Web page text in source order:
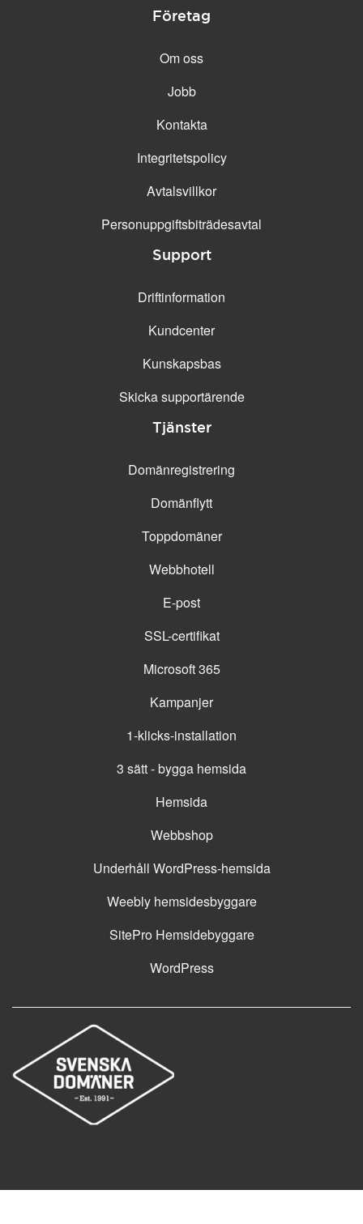
Företag
Om oss
Jobb
Kontakta
Integritetspolicy
Avtalsvillkor
Personuppgifts­biträdesavtal
Support
Driftinformation
Kundcenter
Kunskapsbas
Skicka supportärende
Tjänster
Domänregistrering
Domänflytt
Toppdomäner
Webbhotell
E-post
SSL-certifikat
Microsoft 365
Kampanjer
1-klicks-installation
3 sätt - bygga hemsida
Hemsida
Webbshop
Underhåll WordPress-hemsida
Weebly hemsidesbyggare
SitePro Hemsidebyggare
WordPress